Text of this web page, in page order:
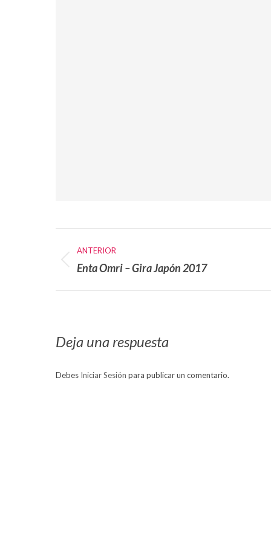
entre
álbumes
ANTERIOR
Álbum
Enta Omri – Gira Japón 2017
Deja una respuesta
Debes Iniciar Sesión para publicar un comentario.